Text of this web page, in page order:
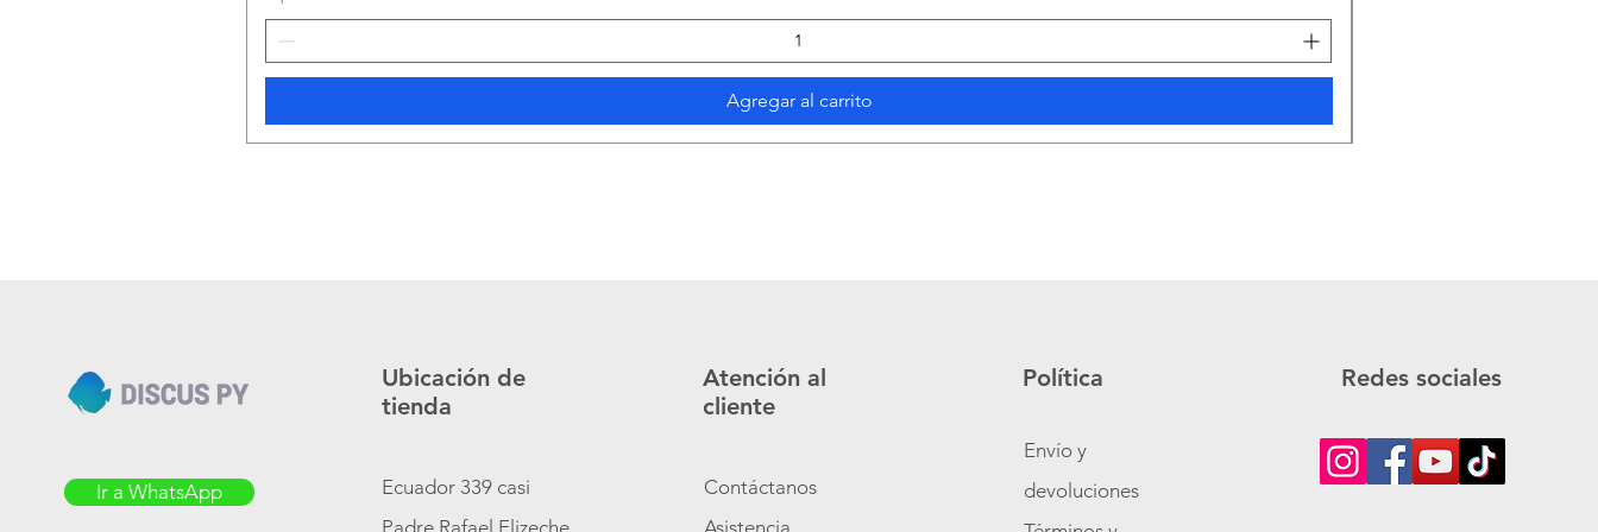
Agregar al carrito
Ir a WhatsApp
Ubicación de
tienda
Ecuador 339 casi
Padre Rafael Elizeche
Atención al
cliente
Contáctanos
Asistencia
Política
Envío y
devoluciones
Redes sociales